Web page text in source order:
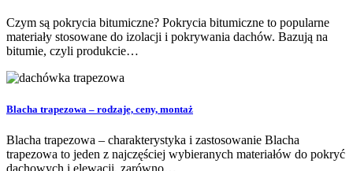
Czym są pokrycia bitumiczne? Pokrycia bitumiczne to popularne
materiały stosowane do izolacji i pokrywania dachów. Bazują na
bitumie, czyli produkcie…
Blacha trapezowa – rodzaje, ceny, montaż
Blacha trapezowa – charakterystyka i zastosowanie Blacha
trapezowa to jeden z najczęściej wybieranych materiałów do pokryć
dachowych i elewacji, zarówno…